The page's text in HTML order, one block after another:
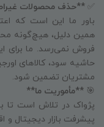
✅ **حذف محصولات
باور ما این است که
همین دلیل، هیچ‌گونه
فروش نمی‌رسد. ما برای
حاشیه سود، کالاهای
مشتریان تضمین شود.
🎯 **مأموریت ما**
پژواک در تلاش است تا
پیشرفت بازار دیجیتال و